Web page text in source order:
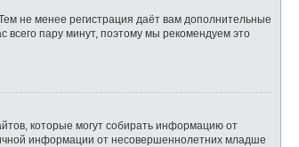
не менее регистрация даёт вам дополнительные
пару минут, поэтому мы рекомендуем это
которые могут собирать информацию от
информации от несовершеннолетних младше